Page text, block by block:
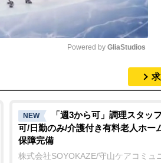
t
e
Powered by GliaStudios
NEW
「週3から可」調理スタッ
可/日勤のみ/介護付き有料老人ホー
保障完備
株式会社SOYOKAZE/守山ケアコミュ